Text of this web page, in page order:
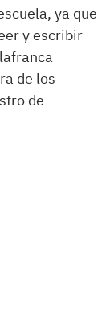
ya que
y escribir
de los
de